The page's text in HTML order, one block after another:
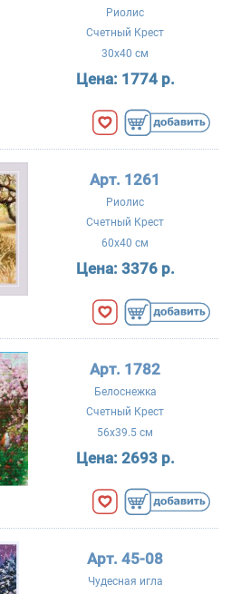
Риолис
Счетный Крест
30x40 см
Цена: 1774 р.
Арт. 1261
Риолис
Счетный Крест
60x40 см
Цена: 3376 р.
Арт. 1782
Белоснежка
Счетный Крест
56x39.5 см
Цена: 2693 р.
Арт. 45-08
Чудесная игла